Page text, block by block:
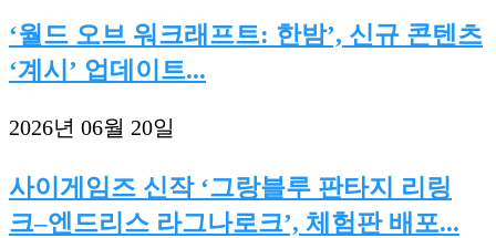
‘월드 오브 워크래프트: 한밤’, 신규 콘텐츠
‘계시’ 업데이트...
2026년 06월 20일
사이게임즈 신작 ‘그랑블루 판타지 리링
크–엔드리스 라그나로크’, 체험판 배포...